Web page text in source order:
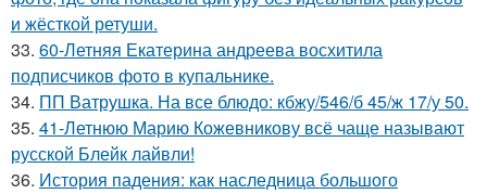
и жёсткой ретуши.
33. 60-Летняя Екатерина андреева восхитила
подписчиков фото в купальнике.
34. ПП Ватрушка. На все блюдо: кбжу/546/б 45/ж 17/у 50.
35. 41-Летнюю Марию Кожевникову всё чаще называют
русской Блейк лайвли!
36. История падения: как наследница большого